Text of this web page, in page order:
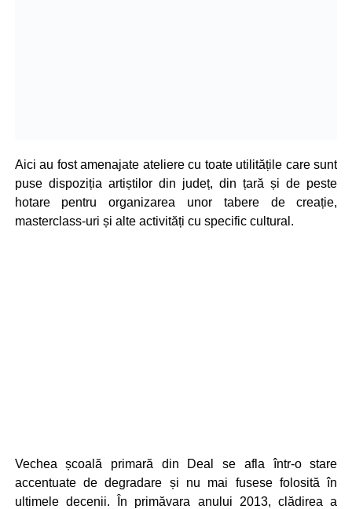
Aici au fost amenajate ateliere cu toate utilitățile care sunt
puse dispoziția artiștilor din județ, din țară și de peste
hotare pentru organizarea unor tabere de creație,
masterclass-uri și alte activități cu specific cultural.
Vechea școală primară din Deal se afla într-o stare
accentuate de degradare și nu mai fusese folosită în
ultimele decenii. În primăvara anului 2013, clădirea a